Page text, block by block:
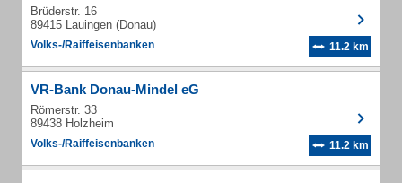
Brüderstr. 16
89415 Lauingen (Donau)
Volks-/Raiffeisenbanken 11.2 km
VR-Bank Donau-Mindel eG
Römerstr. 33
89438 Holzheim
Volks-/Raiffeisenbanken 11.2 km